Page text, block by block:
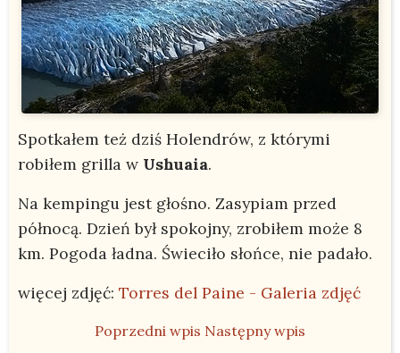
Spotkałem też dziś Holendrów, z którymi
robiłem grilla w Ushuaia.
Na kempingu jest głośno. Zasypiam przed
północą. Dzień był spokojny, zrobiłem może 8
km. Pogoda ładna. Świeciło słońce, nie padało.
więcej zdjęć: Torres del Paine - Galeria zdjęć
Poprzedni wpis Następny wpis